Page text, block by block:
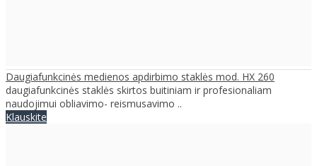
Daugiafunkcinės medienos apdirbimo staklės mod. HX 260
daugiafunkcinės staklės skirtos buitiniam ir profesionaliam
naudojimui obliavimo- reismusavimo ..
Klauskite